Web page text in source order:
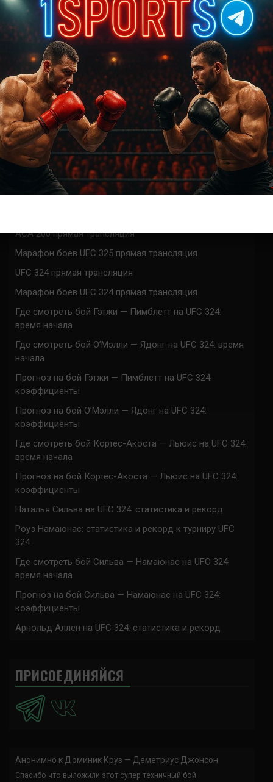
0КОММЕНТАРИЕВ
ACA 200 прямая трансляция
Марафон боев UFC 325 прямая трансляция
UFC 324 прямая трансляция
Марафон боев UFC 324 прямая трансляция
Где смотреть бой Гэтжи — Пимблетт на UFC 324:
время начала
Где смотреть бой О’Мэлли — Ядонг на UFC 324: время
начала
Прогноз на бой Гэтжи — Пимблетт на UFC 324:
коэффициенты
Прогноз на бой О’Мэлли — Ядонг на UFC 324:
коэффициенты
Где смотреть бой Кортес-Акоста — Льюис на UFC 324:
время начала
Прогноз на бой Кортес-Акоста — Льюис на UFC 324:
коэффициенты
Наталья Сильва на UFC 324: статистика и рекорд
Роуз Намаюнас: статистика и рекорд к турниру UFC
324
Где смотреть бой Сильва — Намаюнас на UFC 324:
время начала
Прогноз на бой Сильва — Намаюнас на UFC 324:
коэффициенты
Арнольд Аллен на UFC 324: статистика и рекорд
ПРИСОЕДИНЯЙСЯ
Анонимно к Доминик Круз — Деметриус Джонсон
Спасибо что выложили этот супер техничный бой